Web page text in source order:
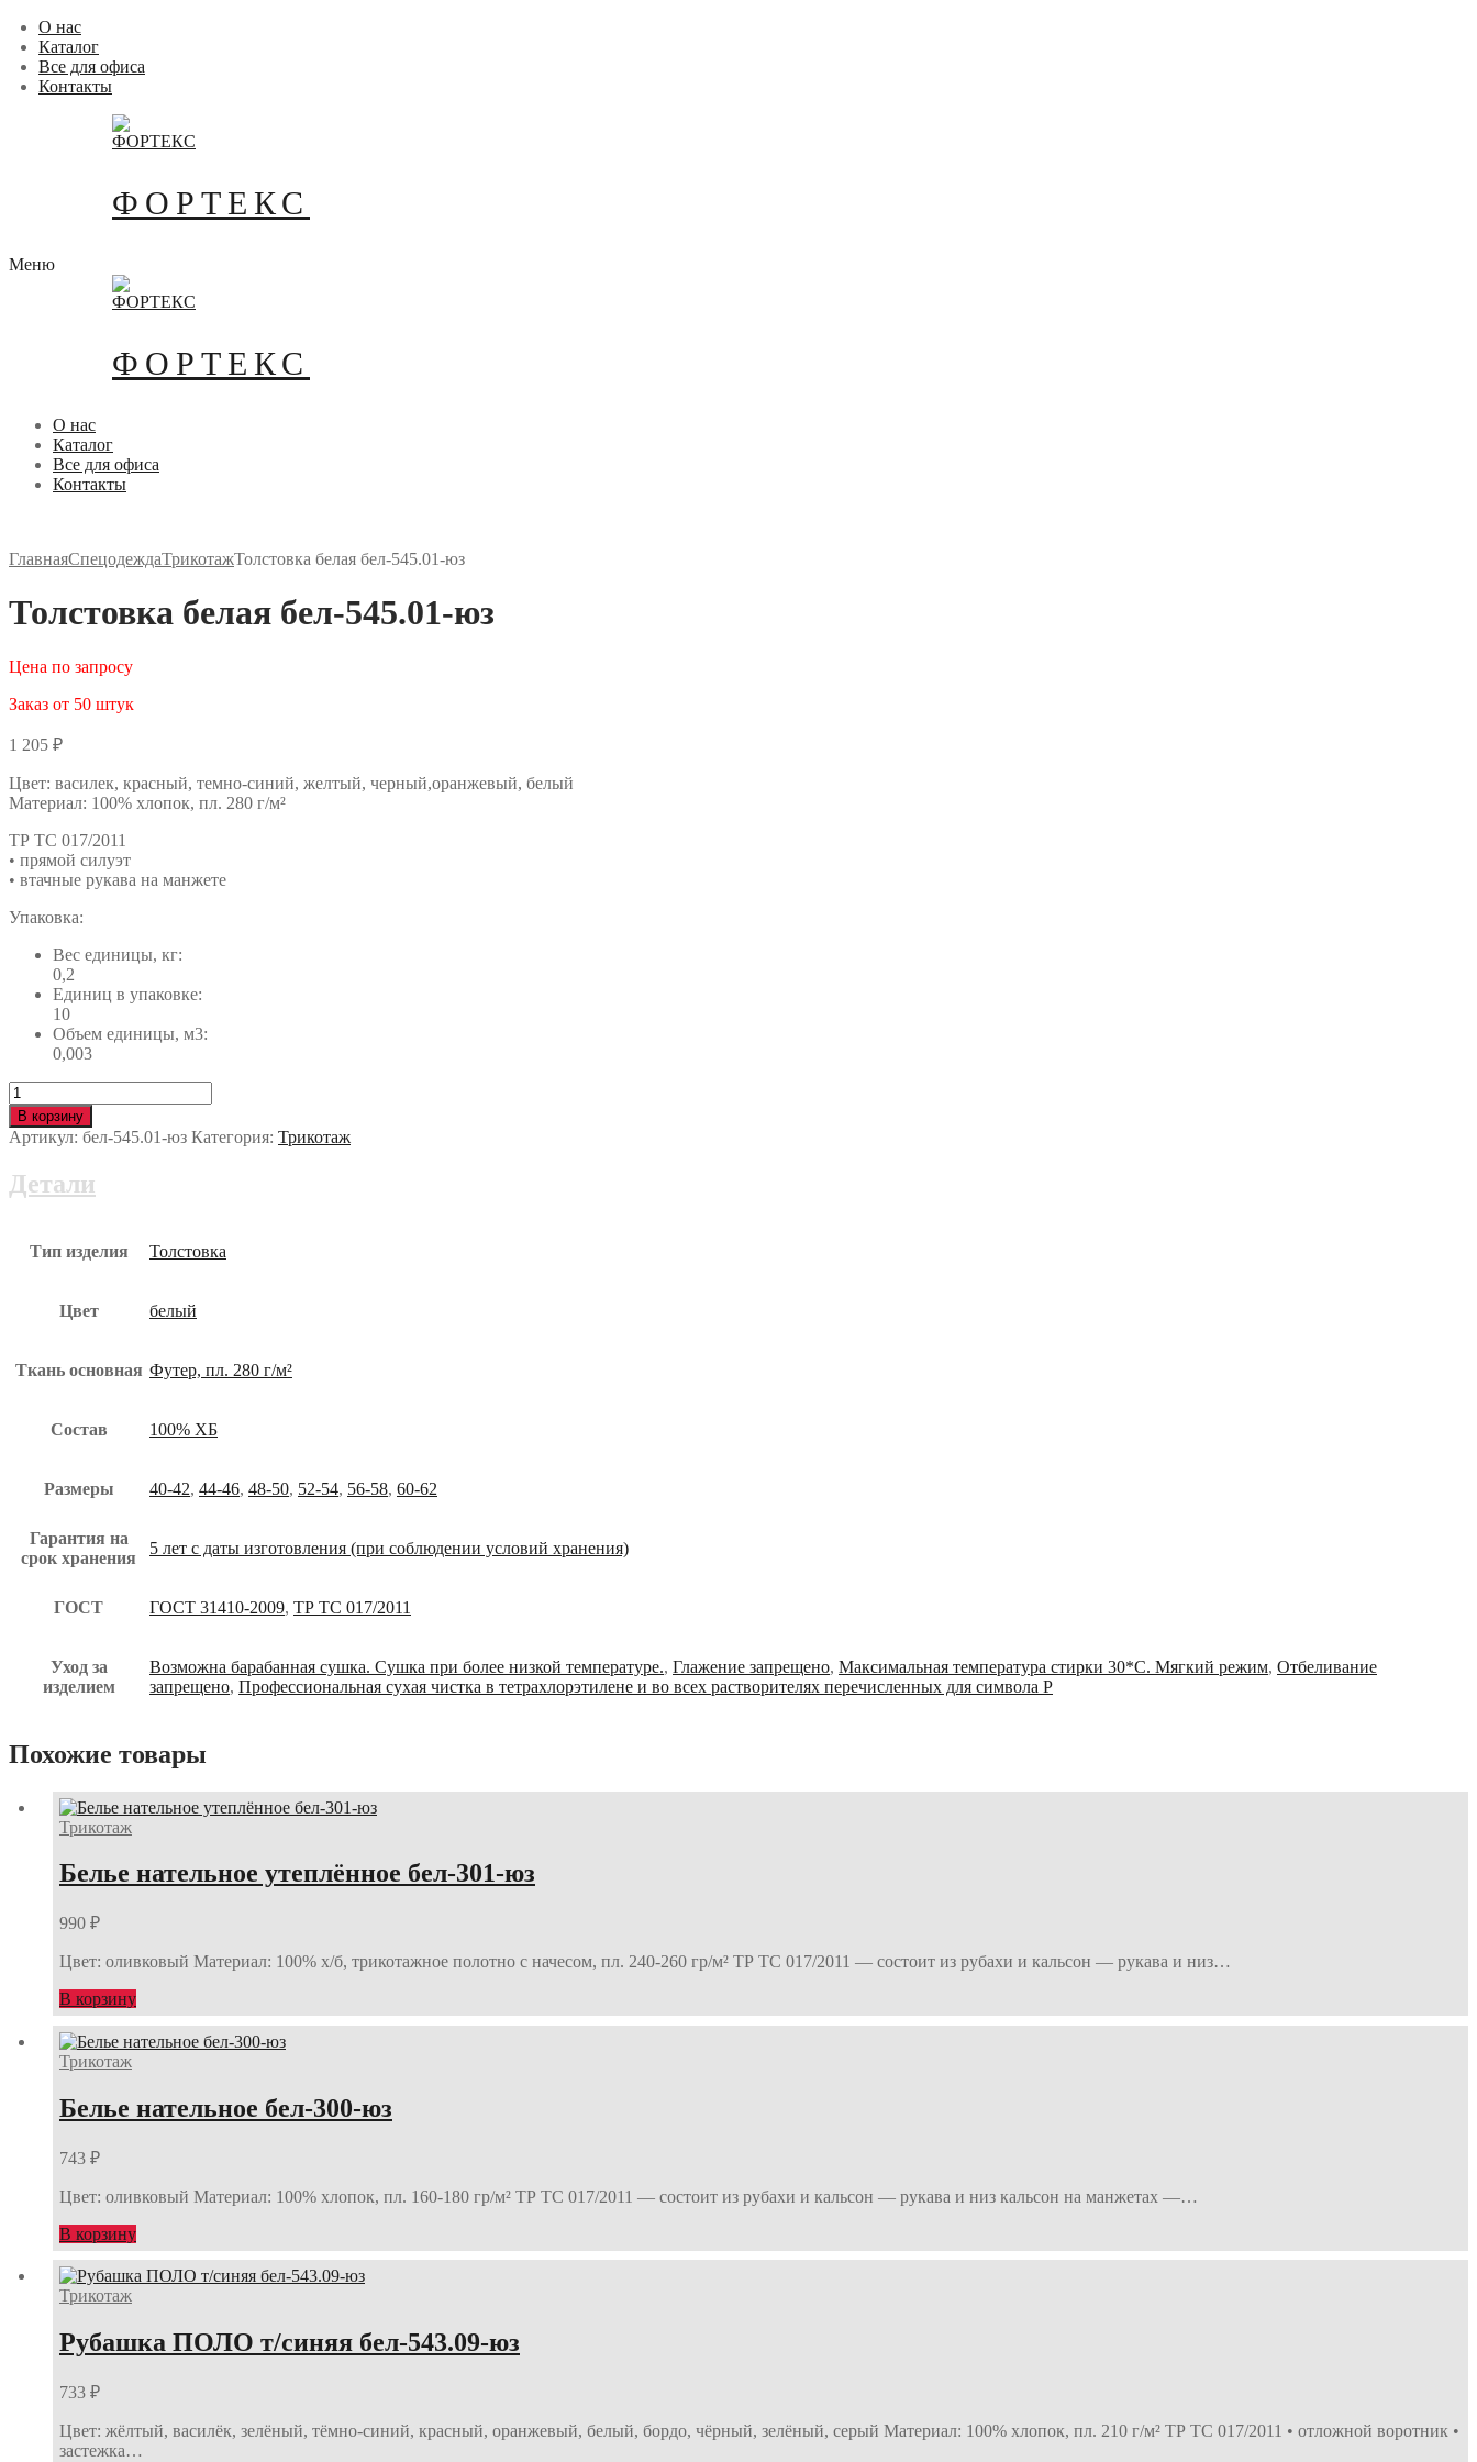
Перейти
содержимому
Меню
Закрыть
О нас
Каталог
Все для офиса
Контакты
ФОРТЕКС
Меню
ФОРТЕКС
О нас
Каталог
Все для офиса
Контакты
ГлавнаяСпецодеждаТрикотажТолстовка белая бел-545.01-юз
Толстовка белая бел-545.01-юз
Цена по запросу
Заказ от 50 штук
1 205 ₽
Цвет: василек, красный, темно-синий, желтый, черный,оранжевый, белый
Материал: 100% хлопок, пл. 280 г/м²
ТР ТС 017/2011
• прямой силуэт
• втачные рукава на манжете
Упаковка:
Вес единицы, кг:
0,2
Единиц в упаковке:
10
Объем единицы, м3:
0,003
Количество
Толстовка
белая
бел-545.01-
В корзину
Артикул: бел-545.01-юз Категория: Трикотаж
Детали
Тип изделия Толстовка
Цвет белый
Ткань основная Футер, пл. 280 г/м²
Состав 100% ХБ
Размеры 40-42, 44-46, 48-50, 52-54, 56-58, 60-62
Гарантия на
срок хранения
5 лет с даты изготовления (при соблюдении условий хранения)
ГОСТ ГОСТ 31410-2009, ТР ТС 017/2011
Уход за
изделием
Возможна барабанная сушка. Сушка при более низкой температуре., Глажение запрещено, Максимальная температура стирки 30*С. Мягкий режим, Отбеливание
запрещено, Профессиональная сухая чистка в тетрахлорэтилене и во всех растворителях перечисленных для символа Р
Похожие товары
Трикотаж
Белье нательное утеплённое бел-301-юз
990 ₽
Цвет: оливковый Материал: 100% х/б, трикотажное полотно с начесом, пл. 240-260 гр/м² ТР ТС 017/2011 — состоит из рубахи и кальсон — рукава и низ…
В корзину
Трикотаж
Белье нательное бел-300-юз
743 ₽
Цвет: оливковый Материал: 100% хлопок, пл. 160-180 гр/м² ТР ТС 017/2011 — состоит из рубахи и кальсон — рукава и низ кальсон на манжетах —…
В корзину
Трикотаж
Рубашка ПОЛО т/синяя бел-543.09-юз
733 ₽
Цвет: жёлтый, василёк, зелёный, тёмно-синий, красный, оранжевый, белый, бордо, чёрный, зелёный, серый Материал: 100% хлопок, пл. 210 г/м² ТР ТС 017/2011 • отложной воротник •
застежка…